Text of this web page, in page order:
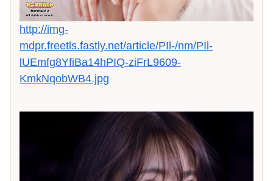
http://img-
mdpr.freetls.fastly.net/article/PIl-/nm/PIl-
lUEmfg8YfiBa14hPIQ-ziFrL9609-
KmkNqobWB4.jpg